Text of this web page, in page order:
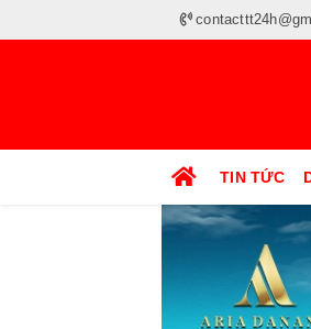
TIN TỨC